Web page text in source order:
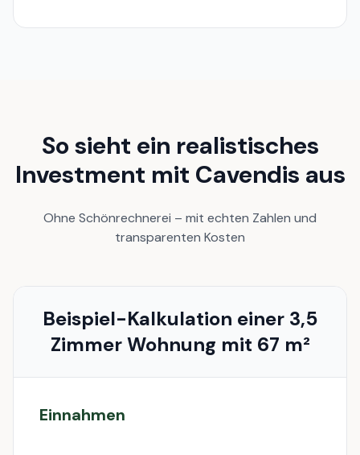
So sieht ein realistisches
Investment mit Cavendis aus
Ohne Schönrechnerei – mit echten Zahlen und
transparenten Kosten
Beispiel-Kalkulation einer 3,5
Zimmer Wohnung mit 67 m²
Einnahmen